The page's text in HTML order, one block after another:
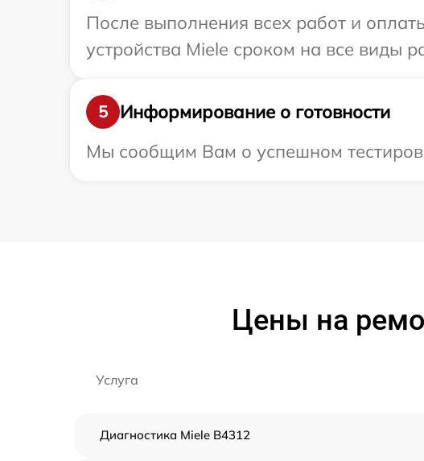
После выполнения всех работ и
устройства Miele сроком на все виды
5
Информирование о готовности
Мы сообщим Вам о успешном
Цены на
Услуга
Диагностика Miele B4312